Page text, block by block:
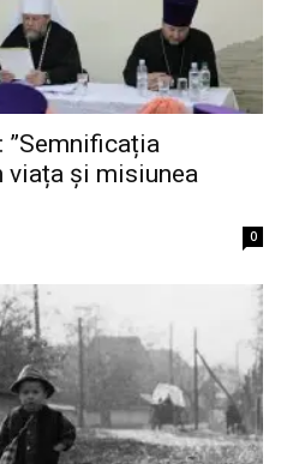
”Semnificația
viața și misiunea
0